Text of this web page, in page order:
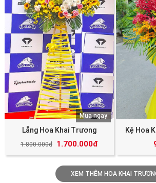
Lẵng Hoa Khai Trương
1.800.000đ 1.700.000đ
Mua ngay
Kệ Hoa
XEM THÊM HOA KHAI